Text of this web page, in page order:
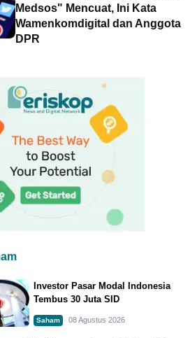
Medsos" Mencuat, Ini Kata
Wamenkomdigital dan Anggota
DPR
Investor Pasar Modal Indonesia
Tembus 30 Juta SID
Saham 08 Agustus 2026